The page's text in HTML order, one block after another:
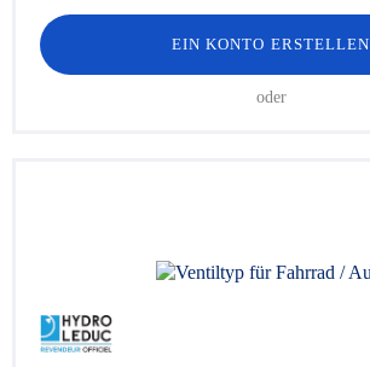
EIN KONTO ERSTELLEN
oder